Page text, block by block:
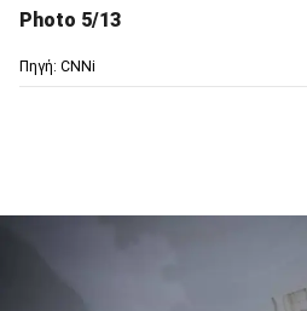
Photo 5/13
Πηγή: CNNi